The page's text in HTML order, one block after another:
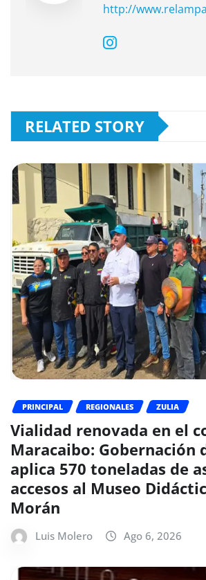
http://
RELATED STORY
PRINCIPAL REGIONALES ZULIA
Vialidad renovada en el
Maracaibo: Gobernación
aplica 570 toneladas de
accesos al Museo
Morán
Luis Molero Ago 6, 2026